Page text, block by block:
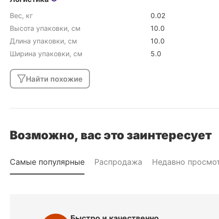
Вес, кг
0.02
Высота упаковки, см
10.0
Длина упаковки, см
10.0
Ширина упаковки, см
5.0
Найти похожие
Возможно, вас это заинтересует
Самые популярные Распродажа Недавно